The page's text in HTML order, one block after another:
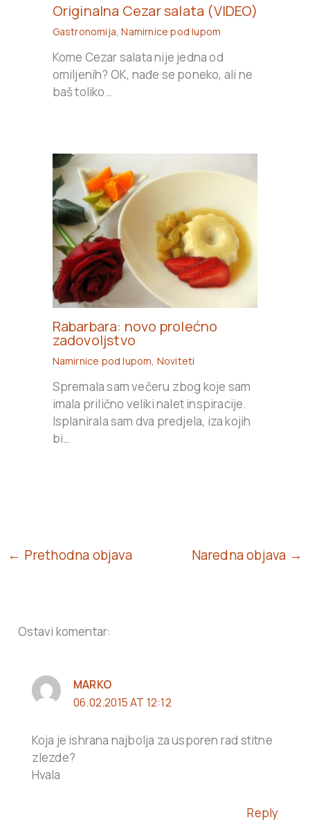
Originalna Cezar salata (VIDEO)
Gastronomija,Namirnice pod lupom
Kome Cezar salata nije jedna od
omiljenih? OK, nađe se poneko, ali ne
baš toliko…
Rabarbara: novo prolećno
zadovoljstvo
Namirnice pod lupom, Noviteti
Spremala sam večeru zbog koje sam
imala prilično veliki nalet inspiracije.
Isplanirala sam dva predjela, iza kojih
bi…
← Prethodna objava Naredna objava →
Ostavi komentar:
MARKO
06.02.2015 AT 12:12
Koja je ishrana najbolja za usporen rad stitne
zlezde?
Hvala
Reply